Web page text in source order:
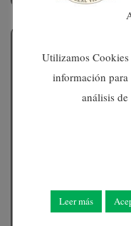
Utilizamos
información
análisis
Leer más